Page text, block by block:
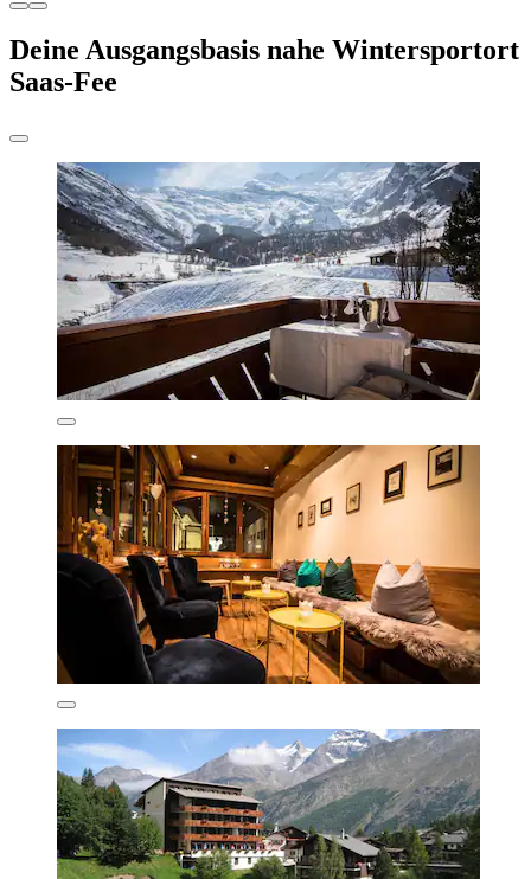
Deine Ausgangsbasis nahe Wintersportort
Saas-Fee